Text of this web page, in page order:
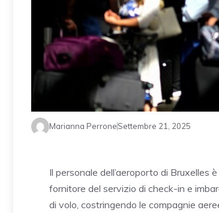
Marianna PerroneSettembre 21, 2025
Il personale dell’aeroporto di
fornitore del servizio di check-in e
di volo, costringendo le compagnie